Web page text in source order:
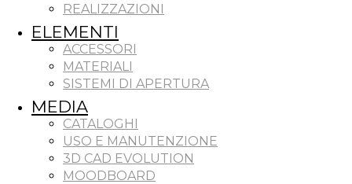
REALIZZAZIONI
ELEMENTI
ACCESSORI
MATERIALI
SISTEMI DI APERTURA
MEDIA
CATALOGHI
USO E MANUTENZIONE
3D CAD EVOLUTION
MOODBOARD